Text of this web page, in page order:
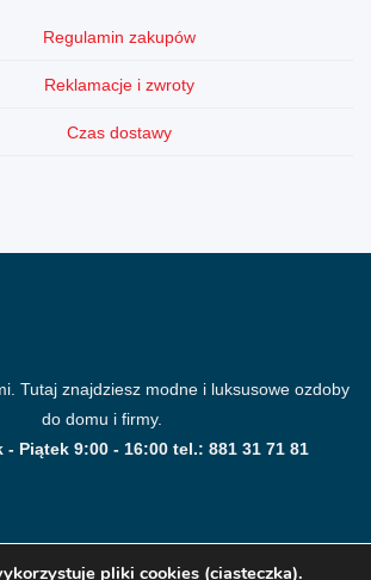
Regulamin zakupów
Reklamacje i zwroty
Czas dostawy
Tutaj znajdziesz modne i luksusowe ozdoby
do domu i firmy.
- Piątek 9:00 - 16:00 tel.: 881 31 71 81
pliki cookies (ciasteczka).